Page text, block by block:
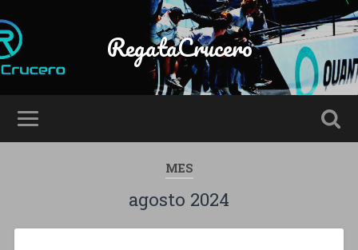
RegataCrucero
MES
agosto 2024